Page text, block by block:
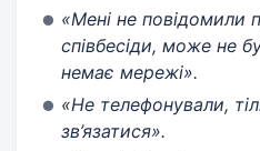
«Мені не повідомили
співбесіди, може не
немає мережі».
«Не телефонували,
зв’язатися».